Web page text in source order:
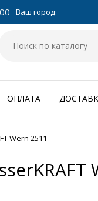
Ваш город:
ОПЛАТА
Wern 2511